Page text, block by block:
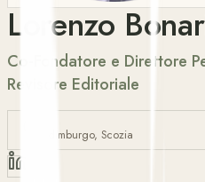
Lorenzo
Co-Fondatore e Direttore
Revisore Editoriale
Edimburgo, Scozia